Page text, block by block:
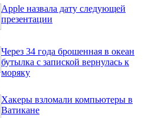
Apple назвала дату следующей
презентации
Через 34 года брошенная в океан
бутылка с запиской вернулась к
моряку
Хакеры взломали компьютеры в
Ватикане